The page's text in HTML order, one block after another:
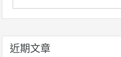
近期文章